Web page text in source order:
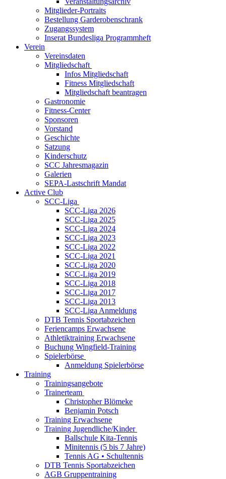
Mitglieder-Portraits
Bestellung Garderobenschrank
Zugangssystem
Inserat Bundesliga Programmheft
Verein
Vereinsdaten
Mitgliedschaft
Infos Mitgliedschaft
Fitness Mitgliedschaft
Mitgliedschaft beantragen
Gastronomie
Fitness-Center
Sponsoren
Vorstand
Geschichte
Satzung
Kinderschutz
SCC Jahresmagazin
Galerien
SEPA-Lastschrift Mandat
Active Club
SCC-Liga
SCC-Liga 2026
SCC-Liga 2025
SCC-Liga 2024
SCC-Liga 2023
SCC-Liga 2022
SCC-Liga 2021
SCC-Liga 2020
SCC-Liga 2019
SCC-Liga 2018
SCC-Liga 2017
SCC-Liga 2013
SCC-Liga Anmeldung
DTB Tennis Sportabzeichen
Feriencamps Erwachsene
Athletiktraining Erwachsene
Buchung Wingfield-Training
Spielerbörse
Anmeldung Spielerbörse
Training
Trainingsangebote
Trainerteam
Christopher Blömeke
Benjamin Potsch
Training Erwachsene
Training Jugendliche/Kinder
Ballschule Kita-Tennis
Minitennis (5 bis 7 Jahre)
Tennis AG • Schultennis
DTB Tennis Sportabzeichen
AGB Gruppentraining